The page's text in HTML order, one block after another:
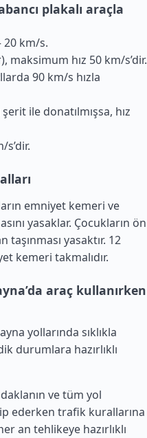
plakalı araçla
20 km/s.
maksimum hız 50 km/s’dir.
90 km/s hızla
ile donatılmışsa, hız
s’dir.
emniyet kemeri ve
yasaklar. Çocukların ön
yasaktır. 12
kemeri takmalıdır.
araç kullanırken
yollarında sıklıkla
durumlara hazırlıklı
ve tüm yol
ederken trafik kurallarına
an tehlikeye hazırlıklı